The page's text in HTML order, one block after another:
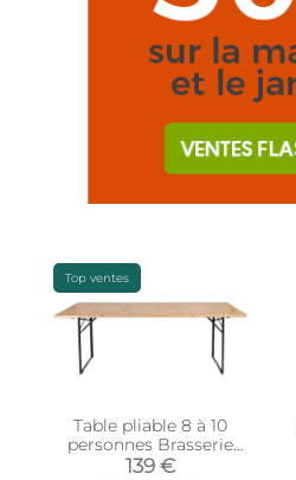
Top ventes
Table pliable 8 à 10
personnes Brasserie
(Unitaire)
139 €